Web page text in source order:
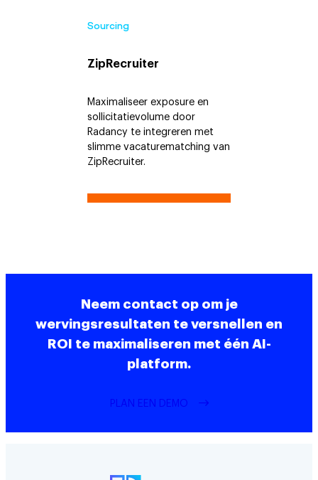
Sourcing
ZipRecruiter
Maximaliseer exposure en
sollicitatievolume door
Radancy te integreren met
slimme vacaturematching van
ZipRecruiter.
Neem contact op om je
wervingsresultaten te versnellen en
ROI te maximaliseren met één AI-
platform.
PLAN EEN DEMO